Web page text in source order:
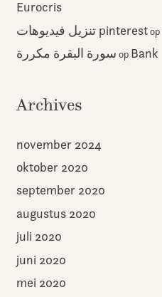
Eurocris
تنزيل فيديوهات pinterestop
سورة البقرة مكررة op Bank
Archives
november 2024
oktober 2020
september 2020
augustus 2020
juli 2020
juni 2020
mei 2020